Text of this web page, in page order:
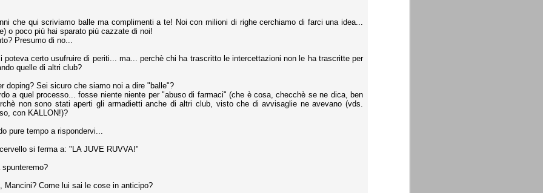
che qui scriviamo balle ma complimenti a te! Noi con milioni di righe cerchiamo di farci una idea...
o poco più hai sparato più cazzate di noi!
Presumo di no...
poteva certo usufruire di periti... ma... perchè chi ha trascritto le intercettazioni non le ha trascritte per
quelle di altri club?
doping? Sei sicuro che siamo noi a dire "balle"?
a quel processo... fosse niente niente per "abuso di farmaci" (che è cosa, checchè se ne dica, ben
non sono stati aperti gli armadietti anche di altri club, visto che di avvisaglie ne avevano (vds.
con KALLON!)?
pure tempo a rispondervi...
si ferma a: "LA JUVE RUVVA!"
Mancini? Come lui sai le cose in anticipo?
bravo nell'anticipo, bravo in marcatura, bravo nello scegliere il tempo
bravo nell'avanzare palla al piede, bravo nei colpi di testa. Bravo.
Juventus era fare mercato e farlo subito, anche al fine di
di Rugani, Dybala e Zaza, il gentleman agreement con il
sono tutte mosse che puntano a ringiovanire la rosa affidandosi a
la data finale, data nella quale quella forma contrattuale (con